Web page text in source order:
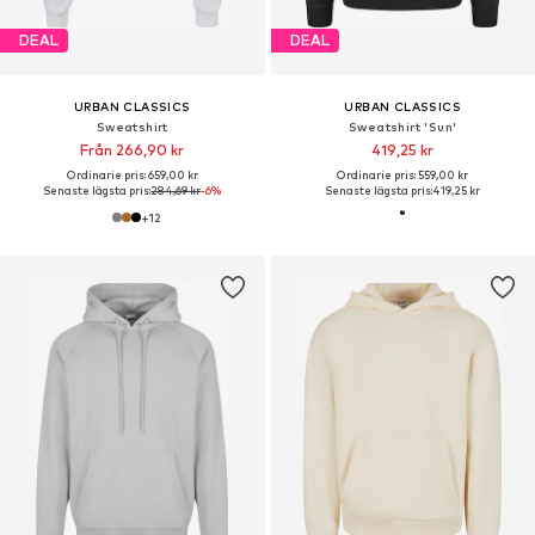
DEAL
URBAN CLASSICS
Sweatshirt
Från 266,90 kr
Ordinarie pris: 659,00 kr
Senaste lägsta pris:284,69 kr-6%
+12
DEAL
URBAN CLASSICS
Sweatshirt 'Sun'
419,25 kr
Ordinarie pris: 559,00 kr
Senaste lägsta pris:419,25 kr